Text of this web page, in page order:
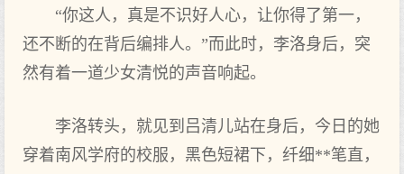
“你这人，真是不识好人心，让你得了第一，
还不断的在背后编排人。”而此时，李洛身后，突
然有着一道少女清悦的声音响起。
李洛转头，就见到吕清儿站在身后，今日的她
穿着南风学府的校服，黑色短裙下，纤细**笔直，